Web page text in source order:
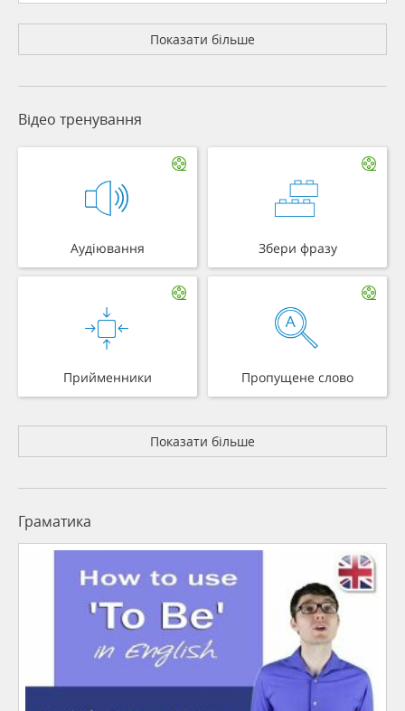
Показати більше
Відео тренування
Аудіювання Збери фразу
Прийменники Пропущене слово
Показати більше
Граматика